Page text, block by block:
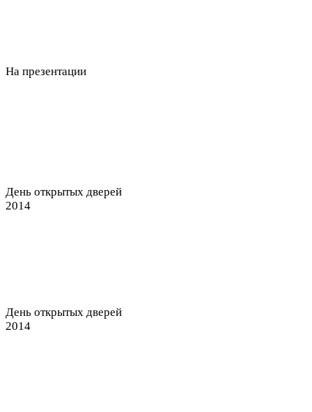
На презентации
День открытых дверей
2014
День открытых дверей
2014